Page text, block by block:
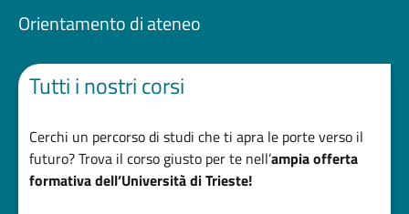
Orientamento di ateneo
Tutti i nostri corsi
Cerchi un percorso di studi che ti apra le porte verso il
futuro? Trova il corso giusto per te nell’ampia offerta
formativa dell’Università di Trieste!